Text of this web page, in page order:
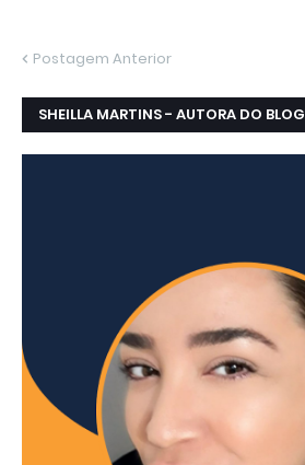
Postagem Anterior
SHEILLA MARTINS - AUTORA DO BLOG